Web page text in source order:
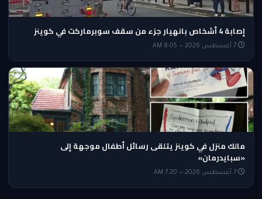
إصابة 4 أشخاص بانهيار جزء من سقف سوبرماركت في كوينز
مالك منزل في كوينز يتلقى رسائل أطفال موجهة إلى
«سبايدرمان»